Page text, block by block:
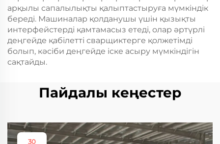
арқылы сапалылықты қалыптастыруға мүмкіндік
береді. Машиналар қолданушы үшін қызықты
интерфейстерді қамтамасыз етеді, олар әртүрлі
деңгейде қабілетті сварщиктерге қолжетімді
болып, кәсіби деңгейде іске асыру мүмкіндігін
сақтайды.
Пайдалы кеңестер
30